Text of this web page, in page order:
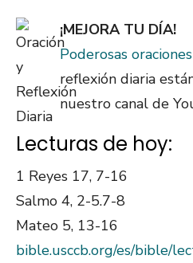
¡MEJORA TU DÍA!
Poderosas
reflexión diaria
nuestro canal de
Lecturas de hoy:
1 Reyes 17, 7-16
Salmo 4, 2-5.7-8
Mateo 5, 13-16
bible.usccb.org/es/bible/